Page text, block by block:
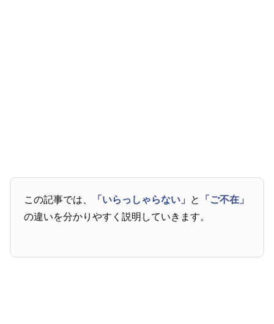
この記事では、 「いらっしゃらない」 と
「ご不在」
の違いを分かりやすく説明していきます。